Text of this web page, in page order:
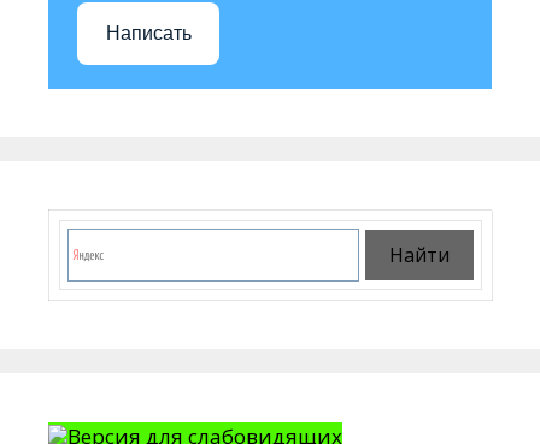
Написать
Версия для слабовидящих